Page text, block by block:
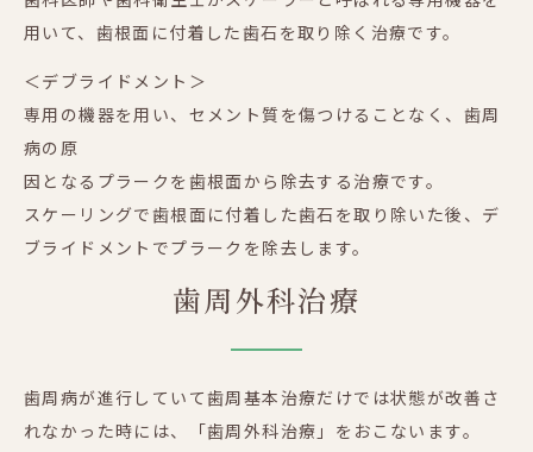
用いて、歯根面に付着した歯石を取り除く治療です。
＜デブライドメント＞
専用の機器を用い、セメント質を傷つけることなく、歯周
病の原
因となるプラークを歯根面から除去する治療です。
スケーリングで歯根面に付着した歯石を取り除いた後、デ
ブライドメントでプラークを除去します。
歯周外科治療
歯周病が進行していて歯周基本治療だけでは状態が改善さ
れなかった時には、「歯周外科治療」をおこないます。